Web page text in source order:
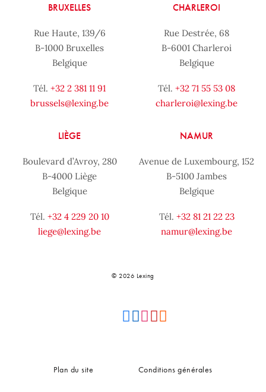
BRUXELLES
Rue Haute, 139/6
B-1000 Bruxelles
Belgique
Tél. +32 2 381 11 91
brussels@lexing.be
CHARLEROI
Rue Destrée, 68
B-6001 Charleroi
Belgique
Tél. +32 71 55 53 08
charleroi@lexing.be
LIÈGE
Boulevard d’Avroy, 280
B-4000 Liège
Belgique
Tél. +32 4 229 20 10
liege@lexing.be
NAMUR
Avenue de Luxembourg, 152
B-5100 Jambes
Belgique
Tél. +32 81 21 22 23
namur@lexing.be
© 2026 Lexing
Plan du site Conditions générales